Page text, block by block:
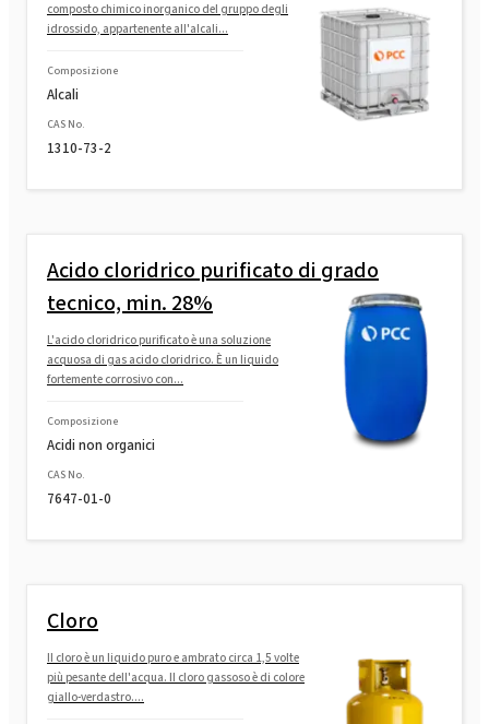
composto chimico inorganico del gruppo degli
idrossido, appartenente all'alcali...
Composizione
Alcali
CAS No.
1310-73-2
Acido cloridrico purificato di grado
tecnico, min. 28%
L'acido cloridrico purificato è una soluzione
acquosa di gas acido cloridrico. È un liquido
fortemente corrosivo con...
Composizione
Acidi non organici
CAS No.
7647-01-0
Cloro
Il cloro è un liquido puro e ambrato circa 1,5 volte
più pesante dell'acqua. Il cloro gassoso è di colore
giallo-verdastro....